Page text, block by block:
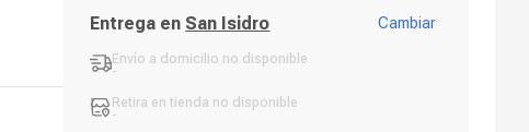
Entrega en San Isidro Cambiar
Envío a domicilio no disponible
-
Retira en tienda no disponible
-